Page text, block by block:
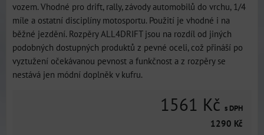
vozem. Vhodné pro drift, rally, závody automobilů do vrchu, 1/4
míle a ostatní disciplíny motosportu. Použití je vhodné i na
běžné jezdění. Rozpěry ALL4DRIFT jsou na rozdíl od jiných
podobných dostupných produktů z pevné oceli, což přináší po
vyztužení očekávanou pevnost a funkčnost a z rozpěry se
nestává jen módní doplněk v kufru.
1561 Kč s DPH
1290 Kč